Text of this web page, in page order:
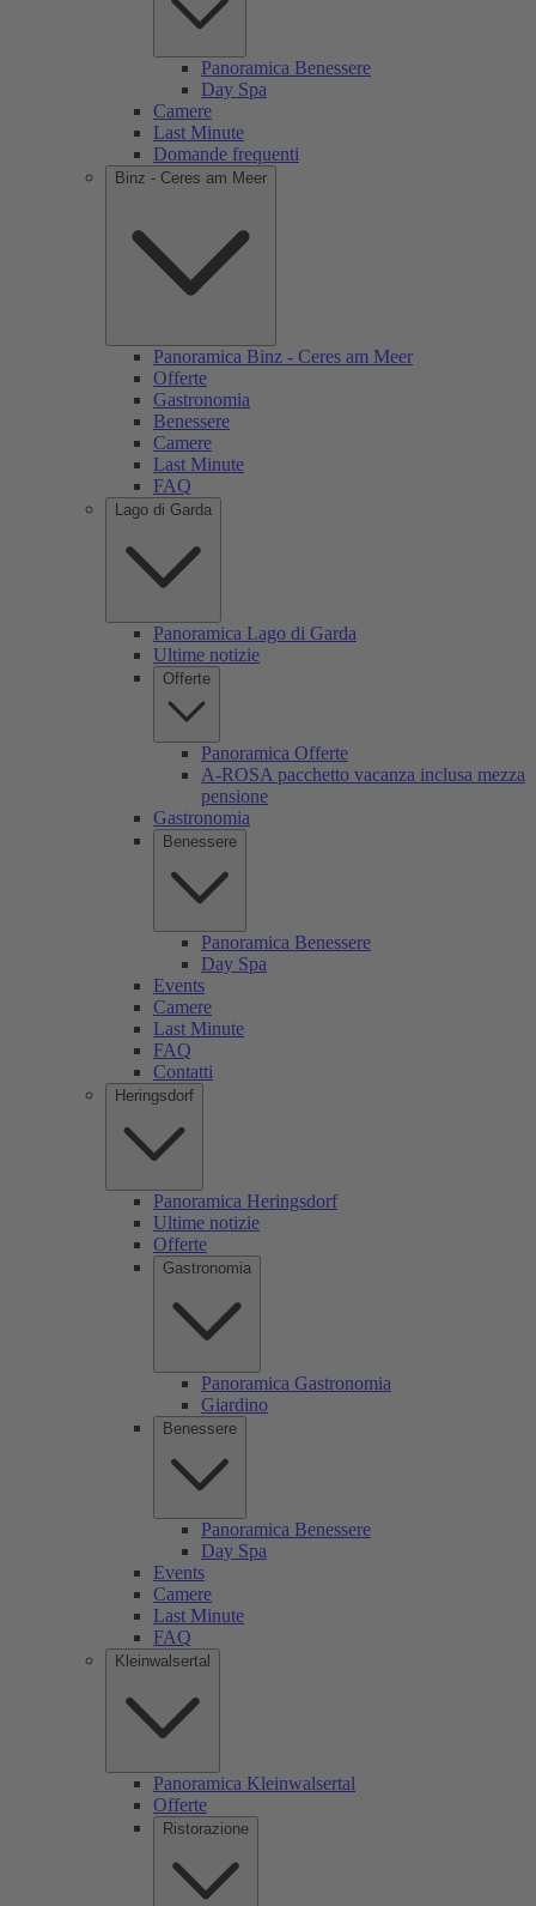
Panoramica Benessere
Day Spa
Camere
Last Minute
Domande frequenti
Binz - Ceres am Meer
Panoramica Binz - Ceres am Meer
Offerte
Gastronomia
Benessere
Camere
Last Minute
FAQ
Lago di Garda
Panoramica Lago di Garda
Ultime notizie
Offerte
Panoramica Offerte
A-ROSA pacchetto vacanza inclusa mezza
pensione
Gastronomia
Benessere
Panoramica Benessere
Day Spa
Events
Camere
Last Minute
FAQ
Contatti
Heringsdorf
Panoramica Heringsdorf
Ultime notizie
Offerte
Gastronomia
Panoramica Gastronomia
Giardino
Benessere
Panoramica Benessere
Day Spa
Events
Camere
Last Minute
FAQ
Kleinwalsertal
Panoramica Kleinwalsertal
Offerte
Ristorazione